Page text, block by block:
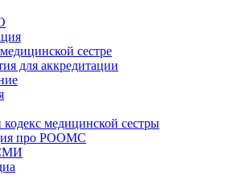
сестре
для аккредитации
медицинской сестры
про РООМС